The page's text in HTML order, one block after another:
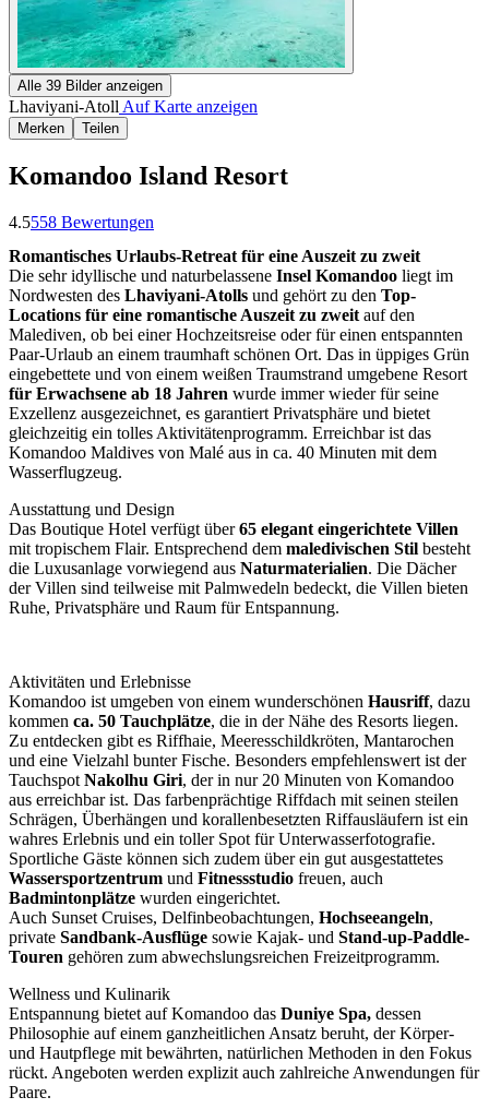
Alle 39 Bilder anzeigen
Lhaviyani-Atoll Auf Karte anzeigen
Merken Teilen
Komandoo Island Resort
4.5558 Bewertungen
Romantisches Urlaubs-Retreat für eine Auszeit zu zweit
Die sehr idyllische und naturbelassene Insel Komandoo liegt im
Nordwesten des Lhaviyani-Atolls und gehört zu den Top-
Locations für eine romantische Auszeit zu zweit auf den
Malediven, ob bei einer Hochzeitsreise oder für einen entspannten
Paar-Urlaub an einem traumhaft schönen Ort. Das in üppiges Grün
eingebettete und von einem weißen Traumstrand umgebene Resort
für Erwachsene ab 18 Jahren wurde immer wieder für seine
Exzellenz ausgezeichnet, es garantiert Privatsphäre und bietet
gleichzeitig ein tolles Aktivitätenprogramm. Erreichbar ist das
Komandoo Maldives von Malé aus in ca. 40 Minuten mit dem
Wasserflugzeug.
Ausstattung und Design
Das Boutique Hotel verfügt über65 elegant eingerichtete Villen
mit tropischem Flair. Entsprechend dem maledivischen Stil besteht
die Luxusanlage vorwiegend aus Naturmaterialien. Die Dächer
der Villen sind teilweise mit Palmwedeln bedeckt, die Villen bieten
Ruhe, Privatsphäre und Raum für Entspannung.
Aktivitäten und Erlebnisse
Komandoo ist umgeben von einem wunderschönen Hausriff, dazu
kommen ca. 50 Tauchplätze, die in der Nähe des Resorts liegen.
Zu entdecken gibt es Riffhaie, Meeresschildkröten, Mantarochen
und eine Vielzahl bunter Fische. Besonders empfehlenswert ist der
Tauchspot Nakolhu Giri, der in nur 20 Minuten von Komandoo
aus erreichbar ist. Das farbenprächtige Riffdach mit seinen steilen
Schrägen, Überhängen und korallenbesetzten Riffausläufern ist ein
wahres Erlebnis und ein toller Spot für Unterwasserfotografie.
Sportliche Gäste können sich zudem über ein gut ausgestattetes
Wassersportzentrum und Fitnessstudio freuen, auch
Badmintonplätze wurden eingerichtet.
Auch Sunset Cruises, Delfinbeobachtungen, Hochseeangeln,
private Sandbank-Ausflüge sowie Kajak- und Stand-up-Paddle-
Touren gehören zum abwechslungsreichen Freizeitprogramm.
Wellness und Kulinarik
Entspannung bietet auf Komandoo das Duniye Spa, dessen
Philosophie auf einem ganzheitlichen Ansatz beruht, der Körper-
und Hautpflege mit bewährten, natürlichen Methoden in den Fokus
rückt. Angeboten werden explizit auch zahlreiche Anwendungen für
Paare.